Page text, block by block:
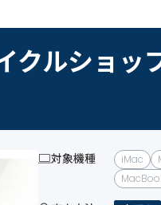
クルショッ
対象機種 iMac